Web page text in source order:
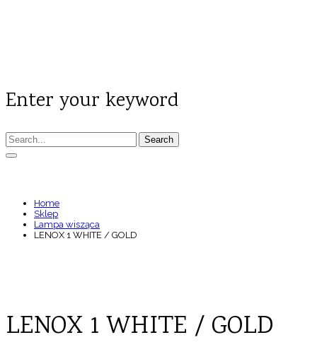
Enter your keyword
Search
Home
Sklep
Lampa wisząca
LENOX 1 WHITE / GOLD
LENOX 1 WHITE / GOLD